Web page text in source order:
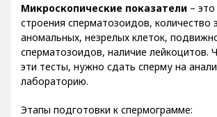
Микроскопические показатели –
строения сперматозоидов, количество
аномальных, незрелых клеток,
сперматозоидов, наличие лейкоцитов.
эти тесты, нужно сдать сперму на
лабораторию.
Этапы подготовки к спермограмме: